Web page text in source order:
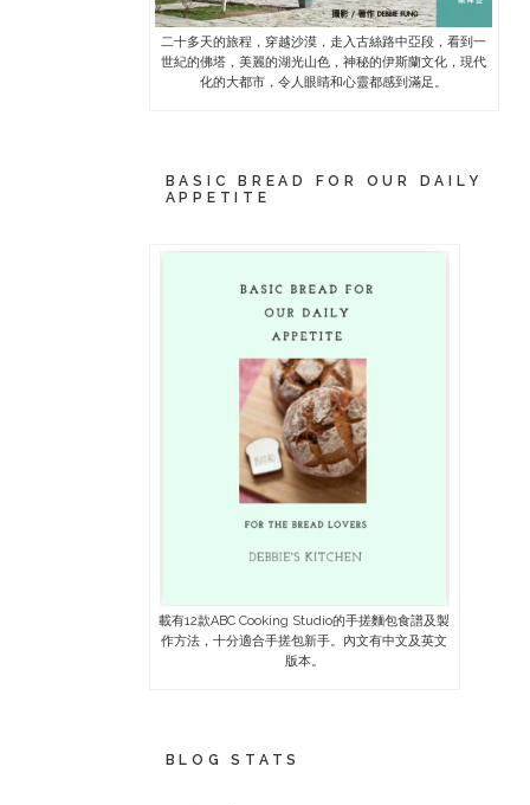
二十多天的旅程，穿越沙漠，走入古絲路中亞段，看到一
世紀的佛塔，美麗的湖光山色，神秘的伊斯蘭文化，現代
化的大都市，令人眼睛和心靈都感到滿足。
BASIC BREAD FOR OUR DAILY
APPETITE
載有12款ABC Cooking Studio的手搓麵包食譜及製
作方法，十分適合手搓包新手。內文有中文及英文
版本。
BLOG STATS